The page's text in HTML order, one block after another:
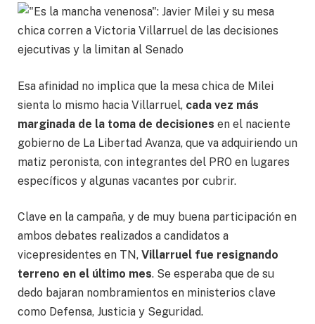
Esa afinidad no implica que la mesa chica de Milei
sienta lo mismo hacia Villarruel, cada vez más
marginada de la toma de decisiones en el naciente
gobierno de La Libertad Avanza, que va adquiriendo un
matiz peronista, con integrantes del PRO en lugares
específicos y algunas vacantes por cubrir.
Clave en la campaña, y de muy buena participación en
ambos debates realizados a candidatos a
vicepresidentes en TN, Villarruel fue resignando
terreno en el último mes. Se esperaba que de su
dedo bajaran nombramientos en ministerios clave
como Defensa, Justicia y Seguridad.